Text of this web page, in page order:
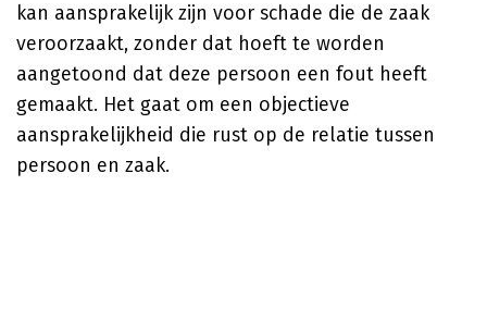
kan aansprakelijk zijn voor schade die de zaak
veroorzaakt, zonder dat hoeft te worden
aangetoond dat deze persoon een fout heeft
gemaakt. Het gaat om een objectieve
aansprakelijkheid die rust op de relatie tussen
persoon en zaak.